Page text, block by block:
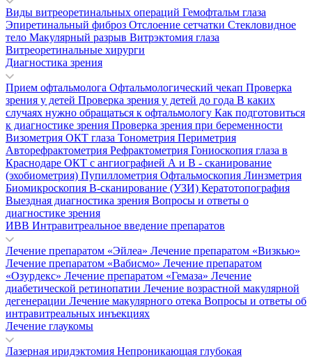
Виды витреоретинальных операций Гемофтальм глаза
Эпиретинальный фиброз Отслоение сетчатки Стекловидное
тело Макулярный разрыв Витрэктомия глаза
Витреоретинальные хирурги
Диагностика зрения
Прием офтальмолога Офтальмологический чекап Проверка
зрения у детей Проверка зрения у детей до года В каких
случаях нужно обращаться к офтальмологу Как подготовиться
к диагностике зрения Проверка зрения при беременности
Визометрия ОКТ глаза Тонометрия Периметрия
Авторефрактометрия Рефрактометрия Гониоскопия глаза в
Краснодаре ОКТ с ангиографией А и В - сканирование
(эхобиометрия) Пупиллометрия Офтальмоскопия Линзметрия
Биомикроскопия В-сканирование (УЗИ) Кератотопография
Выездная диагностика зрения Вопросы и ответы о
диагностике зрения
ИВВ Интравитреальное введение препаратов
Лечение препаратом «Эйлеа» Лечение препаратом «Визкью»
Лечение препаратом «Вабисмо» Лечение препаратом
«Озурдекс» Лечение препаратом «Гемаза» Лечение
диабетической ретинопатии Лечение возрастной макулярной
дегенерации Лечение макулярного отека Вопросы и ответы об
интравитреальных инъекциях
Лечение глаукомы
Лазерная иридэктомия Непроникающая глубокая